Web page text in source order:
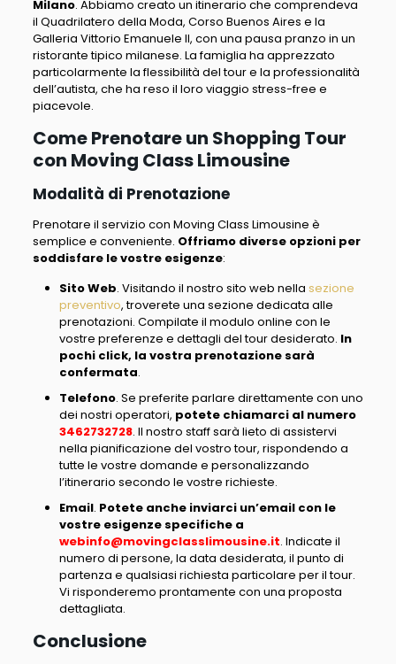
Milano. Abbiamo creato un itinerario che comprendeva
il Quadrilatero della Moda, Corso Buenos Aires e la
Galleria Vittorio Emanuele II, con una pausa pranzo in un
ristorante tipico milanese. La famiglia ha apprezzato
particolarmente la flessibilità del tour e la professionalità
dell’autista, che ha reso il loro viaggio stress-free e
piacevole.
Come Prenotare un Shopping Tour
con Moving Class Limousine
Modalità di Prenotazione
Prenotare il servizio con Moving Class Limousine è
semplice e conveniente. Offriamo diverse opzioni per
soddisfare le vostre esigenze:
Sito Web. Visitando il nostro sito web nella sezione
preventivo, troverete una sezione dedicata alle
prenotazioni. Compilate il modulo online con le
vostre preferenze e dettagli del tour desiderato. In
pochi click, la vostra prenotazione sarà
confermata.
Telefono. Se preferite parlare direttamente con uno
dei nostri operatori, potete chiamarci al numero
3462732728. Il nostro staff sarà lieto di assistervi
nella pianificazione del vostro tour, rispondendo a
tutte le vostre domande e personalizzando
l’itinerario secondo le vostre richieste.
Email. Potete anche inviarci un’email con le
vostre esigenze specifiche a
webinfo@movingclasslimousine.it. Indicate il
numero di persone, la data desiderata, il punto di
partenza e qualsiasi richiesta particolare per il tour.
Vi risponderemo prontamente con una proposta
dettagliata.
Conclusione